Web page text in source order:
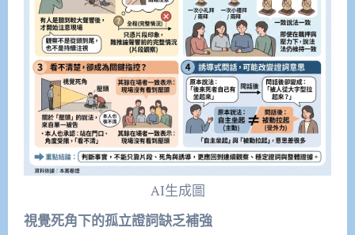
AI生成圖
視覺死角下的孤立證詞缺乏補強